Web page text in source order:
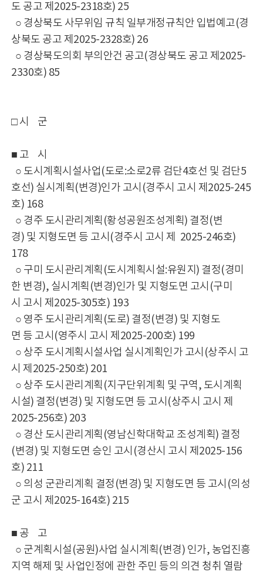
도 공고 제2025-2318호) 25
○ 경상북도 사무위임 규칙 일부개정규칙안 입법예고(경
상북도 공고 제2025-2328호) 26
○ 경상북도의회 부의안건 공고(경상북도 공고 제2025-
2330호) 85
□ 시 군
■ 고 시
○ 도시계획시설사업(도로:소로2류 검단4호선 및 검단5
호선) 실시계획(변경)인가 고시(경주시 고시 제2025-245
호) 168
○ 경주 도시관리계획(황성공원조성계획) 결정(변
경) 및 지형도면 등 고시(경주시 고시 제 2025-246호)
178
○ 구미 도시관리계획(도시계획시설:유원지) 결정(경미
한 변경), 실시계획(변경)인가 및 지형도면 고시(구미
시 고시 제2025-305호) 193
○ 영주 도시관리계획(도로) 결정(변경) 및 지형도
면 등 고시(영주시 고시 제2025-200호) 199
○ 상주 도시계획시설사업 실시계획인가 고시(상주시 고
시 제2025-250호) 201
○ 상주 도시관리계획(지구단위계획 및 구역, 도시계획
시설) 결정(변경) 및 지형도면 등 고시(상주시 고시 제
2025-256호) 203
○ 경산 도시관리계획(영남신학대학교 조성계획) 결정
(변경) 및 지형도면 승인 고시(경산시 고시 제2025-156
호) 211
○ 의성 군관리계획 결정(변경) 및 지형도면 등 고시(의성
군 고시 제2025-164호) 215
■ 공 고
○ 군계획시설(공원)사업 실시계획(변경) 인가, 농업진흥
지역 해제 및 사업인정에 관한 주민 등의 의견 청취 열람